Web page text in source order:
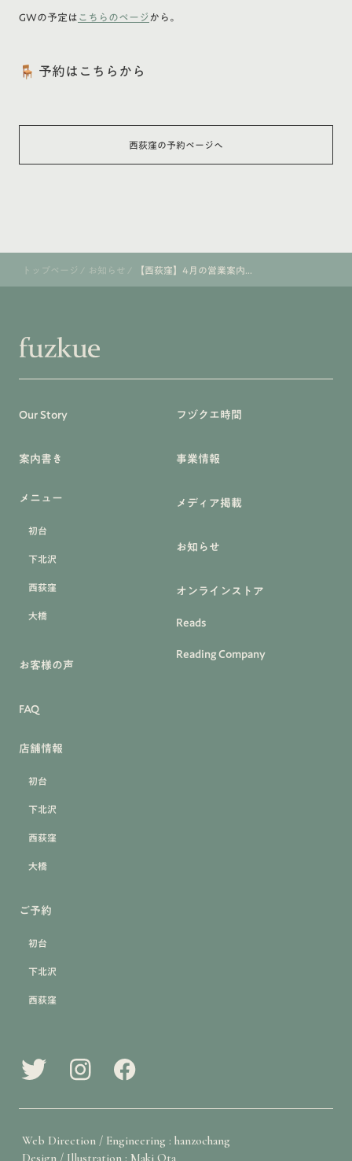
GWの予定は こちらのページ から。
🪑 予約はこちらから
西荻窪の予約ページへ
トップページ / お知らせ / 【西荻窪】4月の営業案内...
Our Story
案内書き
メニュー
初台
下北沢
西荻窪
大橋
お客様の声
FAQ
店舗情報
初台
下北沢
西荻窪
大橋
ご予約
初台
下北沢
西荻窪
フヅクエ時間
事業情報
メディア掲載
お知らせ
オンラインストア
Reads
Reading Company
Web Direction / Engineering : hanzochang
Design / Illustration : Maki Ota